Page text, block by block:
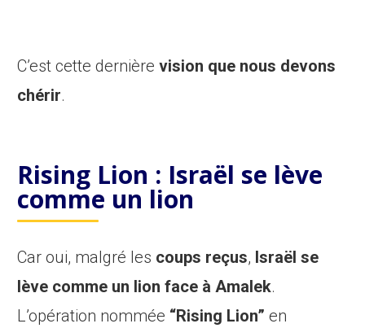
C’est cette dernièrevision que nous devons
chérir.
Rising Lion : Israël se lève
comme un lion
Car oui, malgré les coups reçus, Israël se
lève comme un lion face à Amalek.
L’opération nommée “Rising Lion” en